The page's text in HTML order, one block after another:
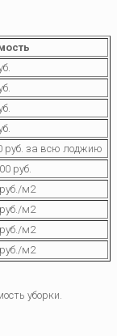
руб. за всю лоджию
руб.
м2
м2
м2
м2
уборки.